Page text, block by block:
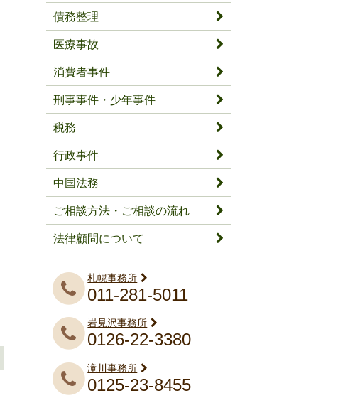
債務整理
医療事故
消費者事件
刑事事件・少年事件
税務
行政事件
中国法務
ご相談方法・ご相談の流れ
法律顧問について
札幌事務所
011-281-5011
岩見沢事務所
0126-22-3380
滝川事務所
0125-23-8455